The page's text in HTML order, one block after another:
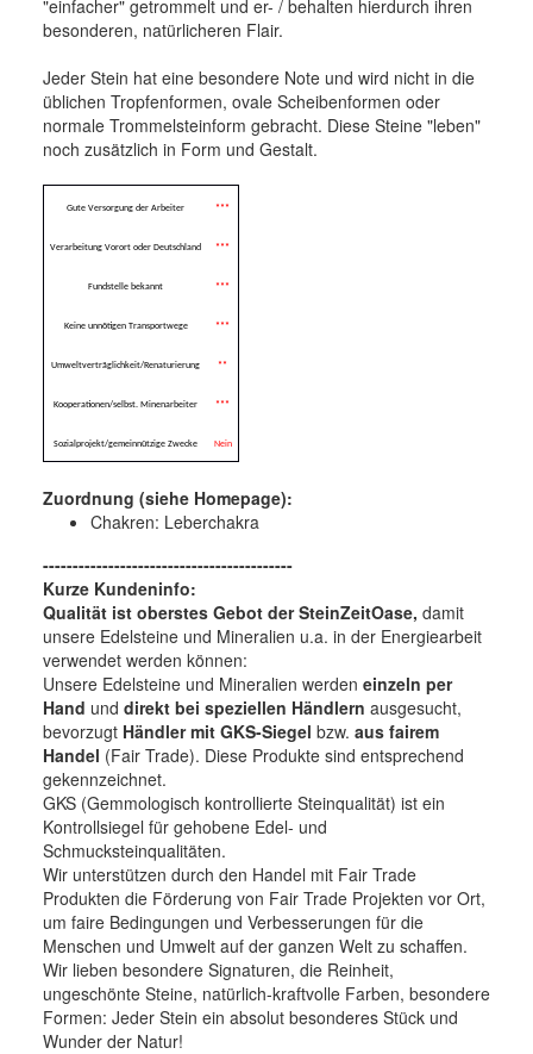
"einfacher" getrommelt und er- / behalten hierdurch ihren
besonderen, natürlicheren Flair.
Jeder Stein hat eine besondere Note und wird nicht in die
üblichen Tropfenformen, ovale Scheibenformen oder
normale Trommelsteinform gebracht. Diese Steine "leben"
noch zusätzlich in Form und Gestalt.
Gute Versorgung der Arbeiter ***
Verarbeitung Vorort oder Deutschland ***
Fundstelle bekannt ***
Keine unnötigen Transportwege ***
Umweltverträglichkeit/Renaturierung **
Kooperationen/selbst. Minenarbeiter ***
Sozialprojekt/gemeinnützige Zwecke Nein
Zuordnung (siehe Homepage):
Chakren: Leberchakra
------------------------------------------
Kurze Kundeninfo:
Qualität ist oberstes Gebot der SteinZeitOase, damit
unsere Edelsteine und Mineralien u.a. in der Energiearbeit
verwendet werden können:
Unsere Edelsteine und Mineralien werden einzeln per
Hand und direkt bei speziellen Händlern ausgesucht,
bevorzugt Händler mit GKS-Siegel bzw. aus fairem
Handel (Fair Trade). Diese Produkte sind entsprechend
gekennzeichnet.
GKS (Gemmologisch kontrollierte Steinqualität) ist ein
Kontrollsiegel für gehobene Edel- und
Schmucksteinqualitäten.
Wir unterstützen durch den Handel mit Fair Trade
Produkten die Förderung von Fair Trade Projekten vor Ort,
um faire Bedingungen und Verbesserungen für die
Menschen und Umwelt auf der ganzen Welt zu schaffen.
Wir lieben besondere Signaturen, die Reinheit,
ungeschönte Steine, natürlich-kraftvolle Farben, besondere
Formen: Jeder Stein ein absolut besonderes Stück und
Wunder der Natur!